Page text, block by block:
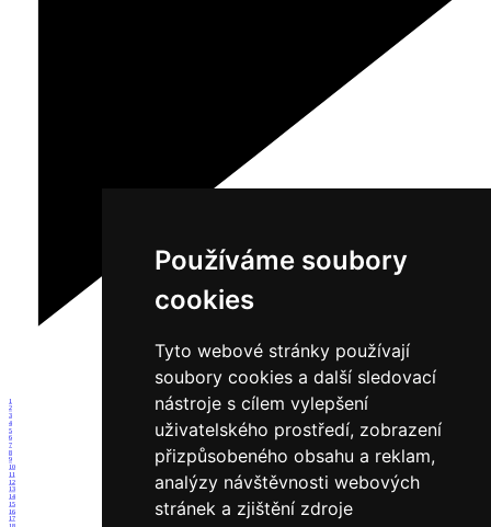
Používáme soubory
cookies
Tyto webové stránky používají
soubory cookies a další sledovací
nástroje s cílem vylepšení
uživatelského prostředí, zobrazení
přizpůsobeného obsahu a reklam,
analýzy návštěvnosti webových
stránek a zjištění zdroje
1
2
3
4
5
6
7
8
9
10
11
12
13
14
15
16
17
18